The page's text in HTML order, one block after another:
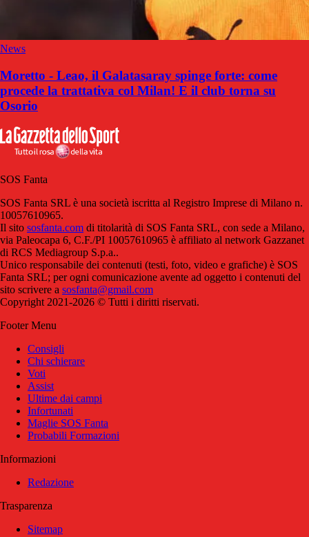
News
Moretto - Leao, il Galatasaray spinge forte: come
procede la trattativa col Milan! E il club torna su
Osorio
SOS Fanta
SOS Fanta SRL è una società iscritta al Registro Imprese di Milano n.
10057610965.
Il sito sosfanta.com di titolarità di SOS Fanta SRL, con sede a Milano,
via Paleocapa 6, C.F./PI 10057610965 è affiliato al network Gazzanet
di RCS Mediagroup S.p.a..
Unico responsabile dei contenuti (testi, foto, video e grafiche) è SOS
Fanta SRL; per ogni comunicazione avente ad oggetto i contenuti del
sito scrivere a sosfanta@gmail.com
Copyright 2021-2026 © Tutti i diritti riservati.
Footer Menu
Consigli
Chi schierare
Voti
Assist
Ultime dai campi
Infortunati
Maglie SOS Fanta
Probabili Formazioni
Informazioni
Redazione
Trasparenza
Sitemap